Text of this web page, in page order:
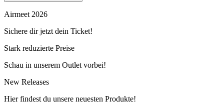
Airmeet 2026
Sichere dir jetzt dein Ticket!
Stark reduzierte Preise
Schau in unserem Outlet vorbei!
New Releases
Hier findest du unsere neuesten Produkte!